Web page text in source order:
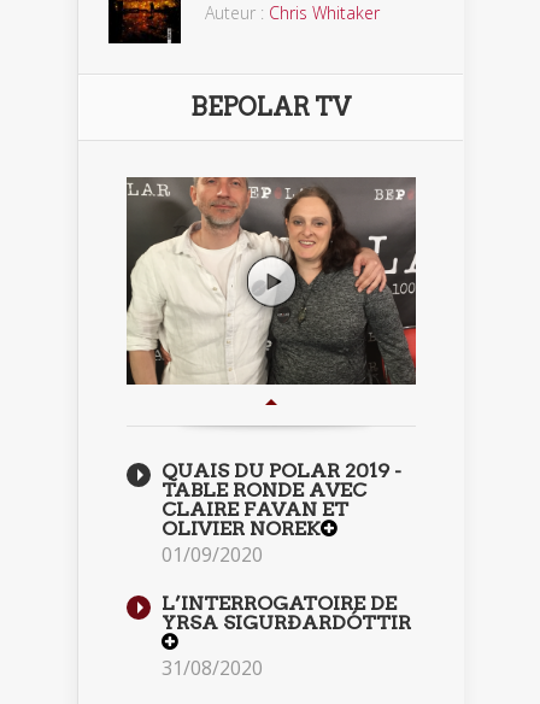
Auteur : Chris Whitaker
BEPOLAR TV
QUAIS DU POLAR 2019 -
TABLE RONDE AVEC
CLAIRE FAVAN ET
OLIVIER NOREK
01/09/2020
L’INTERROGATOIRE DE
YRSA SIGURÐARDÓTTIR
31/08/2020